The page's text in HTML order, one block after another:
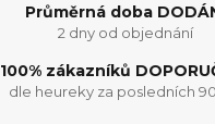
Průměrná doba
2 dny od objednání
100% zákazníků
dle heureky za posledních